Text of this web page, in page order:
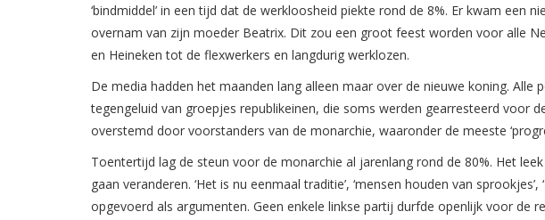
‘bindmiddel’ in een tijd dat de werkloosheid piekte rond de 8%. Er kwam een
overnam van zijn moeder Beatrix. Dit zou een groot feest worden voor alle
en Heineken tot de flexwerkers en langdurig werklozen.
De media hadden het maanden lang alleen maar over de nieuwe koning. Alle
tegengeluid van groepjes republikeinen, die soms werden gearresteerd voor
overstemd door voorstanders van de monarchie, waaronder de meeste
Toentertijd lag de steun voor de monarchie al jarenlang rond de 80%. Het
gaan veranderen. ‘Het is nu eenmaal traditie’, ‘mensen houden van
opgevoerd als argumenten. Geen enkele linkse partij durfde openlijk voor de